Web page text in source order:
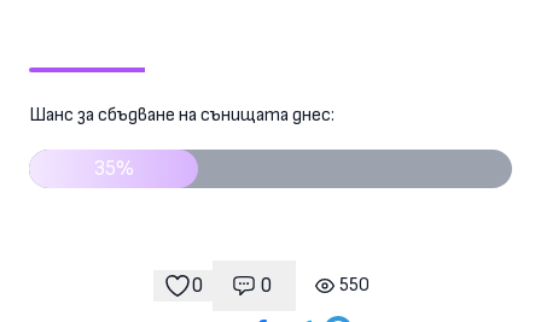
Шанс за сбъдване на сънищата днес:
35%
0
харесвания
0
Коментари
550
гледания